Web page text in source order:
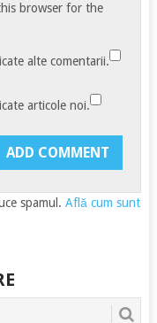
browser for the
alte comentarii.
articole noi.
spamul. Află cum sunt